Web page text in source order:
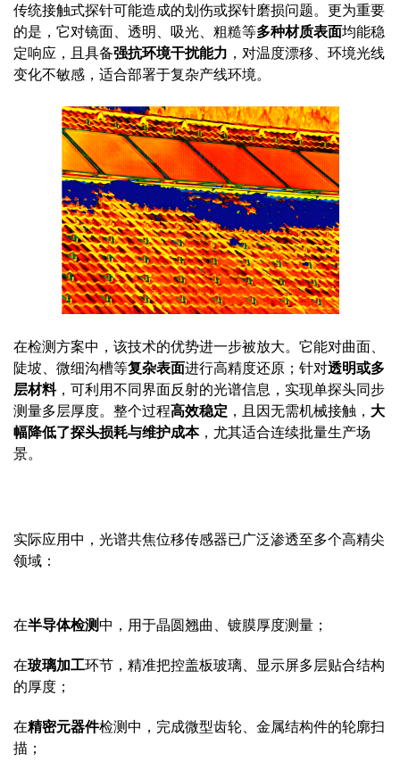
传统接触式探针可能造成的划伤或探针磨损问题。更为重要
的是，它对镜面、透明、吸光、粗糙等多种材质表面均能稳
定响应，且具备强抗环境干扰能力 ，对温度漂移、环境光线
变化不敏感，适合部署于复杂产线环境。
在检测方案中，该技术的优势进一步被放大。它能对曲面、
陡坡、微细沟槽等复杂表面进行高精度还原；针对透明或多
层材料，可利用不同界面反射的光谱信息，实现单探头同步
测量多层厚度。整个过程高效稳定 ，且因无需机械接触， 大
幅降低了探头损耗与维护成本，尤其适合连续批量生产场
景。
实际应用中，光谱共焦位移传感器已广泛渗透至多个高精尖
领域：
在半导体检测中，用于晶圆翘曲、镀膜厚度测量；
在玻璃加工环节，精准把控盖板玻璃、显示屏多层贴合结构
的厚度；
在精密元器件检测中，完成微型齿轮、金属结构件的轮廓扫
描；